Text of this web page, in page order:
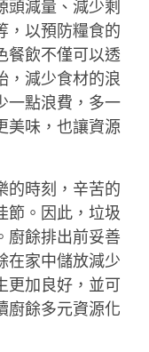
頭減量、減少剩
，以預防糧食的
餐飲不僅可以透
，減少食材的浪
一點浪費，多一
美味，也讓資源
的時刻，辛苦的
節。因此，垃圾
廚餘排出前妥善
在家中儲放減少
加良好，並可
廚餘多元資源化